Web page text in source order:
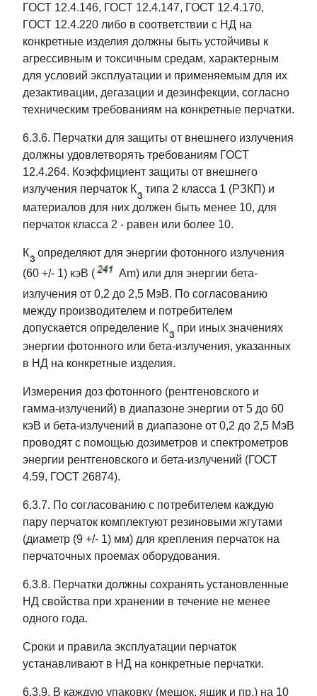
ГОСТ 12.4.146, ГОСТ 12.4.147, ГОСТ 12.4.170,
ГОСТ 12.4.220 либо в соответствии с НД на
конкретные изделия должны быть устойчивы к
агрессивным и токсичным средам, характерным
для условий эксплуатации и применяемым для их
дезактивации, дегазации и дезинфекции, согласно
техническим требованиям на конкретные перчатки.
6.3.6. Перчатки для защиты от внешнего излучения
должны удовлетворять требованиям ГОСТ
12.4.264. Коэффициент защиты от внешнего
излучения перчаток К
типа 2 класса 1 (РЗКП) и
материалов для них должен быть менее 10, для
перчаток класса 2 - равен или более 10.
К
определяют для энергии фотонного излучения
(60 +/- 1) кэВ (
Am) или для энергии бета-
излучения от 0,2 до 2,5 МэВ. По согласованию
между производителем и потребителем
допускается определение К
при иных значениях
энергии фотонного или бета-излучения, указанных
в НД на конкретные изделия.
Измерения доз фотонного (рентгеновского и
гамма-излучений) в диапазоне энергии от 5 до 60
кэВ и бета-излучений в диапазоне от 0,2 до 2,5 МэВ
проводят с помощью дозиметров и спектрометров
энергии рентгеновского и бета-излучений (ГОСТ
4.59, ГОСТ 26874).
6.3.7. По согласованию с потребителем каждую
пару перчаток комплектуют резиновыми жгутами
(диаметр (9 +/- 1) мм) для крепления перчаток на
перчаточных проемах оборудования.
6.3.8. Перчатки должны сохранять установленные
НД свойства при хранении в течение не менее
одного года.
Сроки и правила эксплуатации перчаток
устанавливают в НД на конкретные перчатки.
6.3.9. В каждую упаковку (мешок, ящик и пр.) на 10